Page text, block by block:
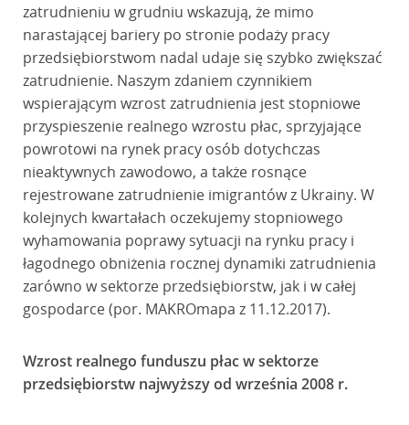
zatrudnieniu w grudniu wskazują, że mimo
narastającej bariery po stronie podaży pracy
przedsiębiorstwom nadal udaje się szybko zwiększać
zatrudnienie. Naszym zdaniem czynnikiem
wspierającym wzrost zatrudnienia jest stopniowe
przyspieszenie realnego wzrostu płac, sprzyjające
powrotowi na rynek pracy osób dotychczas
nieaktywnych zawodowo, a także rosnące
rejestrowane zatrudnienie imigrantów z Ukrainy. W
kolejnych kwartałach oczekujemy stopniowego
wyhamowania poprawy sytuacji na rynku pracy i
łagodnego obniżenia rocznej dynamiki zatrudnienia
zarówno w sektorze przedsiębiorstw, jak i w całej
gospodarce (por. MAKROmapa z 11.12.2017).
Wzrost realnego funduszu płac w sektorze
przedsiębiorstw najwyższy od września 2008 r.